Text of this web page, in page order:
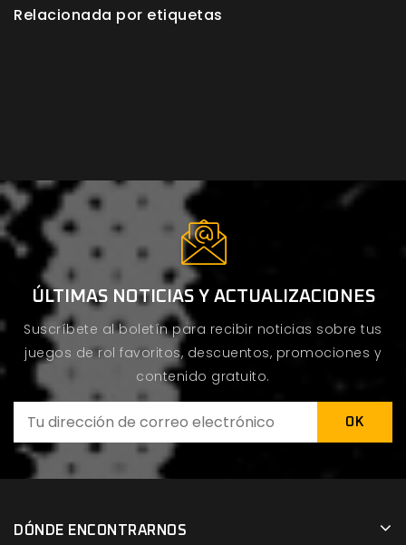
Relacionada por etiquetas
ÚLTIMAS NOTICIAS Y ACTUALIZACIONES
Suscríbete al boletín para recibir noticias sobre tus
juegos de rol favoritos, descuentos, promociones y
contenido gratuito.
DÓNDE ENCONTRARNOS